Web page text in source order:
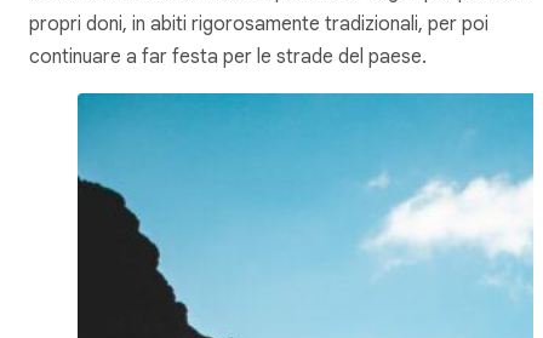
propri doni, in abiti rigorosamente tradizionali, per poi
continuare a far festa per le strade del paese.